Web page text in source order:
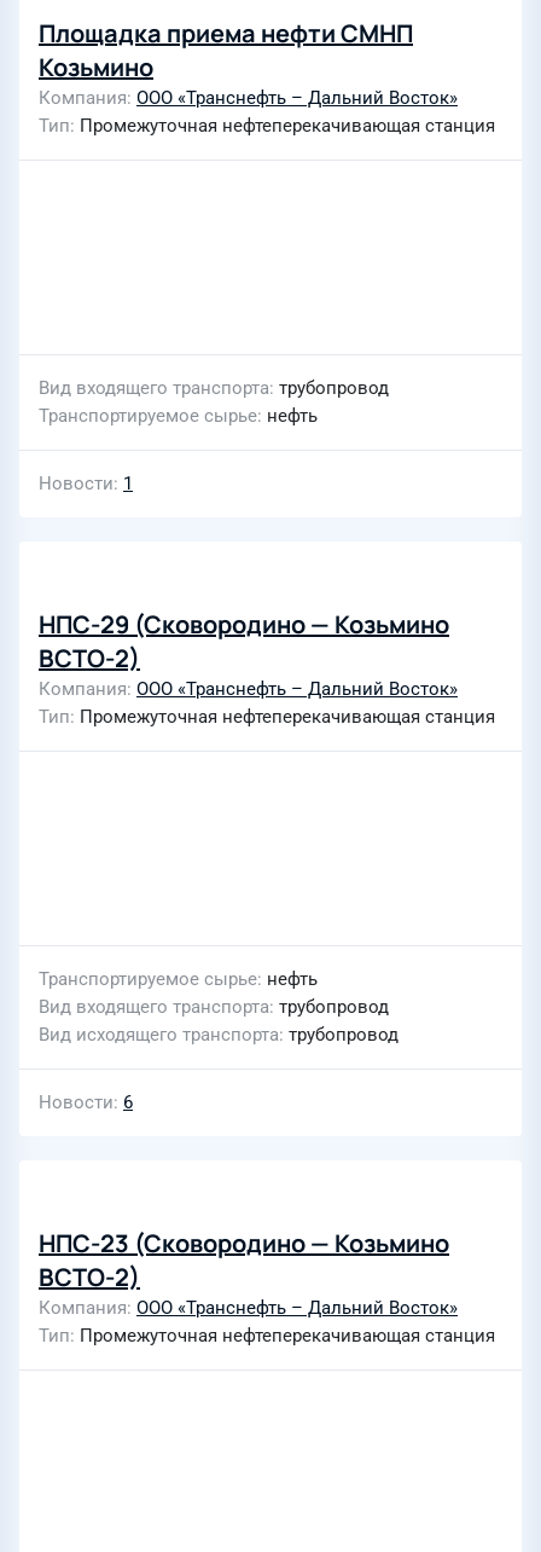
Площадка приема нефти СМНП
Козьмино
Компания ООО «Транснефть – Дальний Восток»
Тип Промежуточная нефтеперекачивающая станция
Вид входящего транспорта трубопровод
Транспортируемое сырье нефть
Новости 1
НПС-29 (Сковородино — Козьмино
ВСТО-2)
Компания ООО «Транснефть – Дальний Восток»
Тип Промежуточная нефтеперекачивающая станция
Транспортируемое сырье нефть
Вид входящего транспорта трубопровод
Вид исходящего транспорта трубопровод
Новости 6
НПС-23 (Сковородино — Козьмино
ВСТО-2)
Компания ООО «Транснефть – Дальний Восток»
Тип Промежуточная нефтеперекачивающая станция